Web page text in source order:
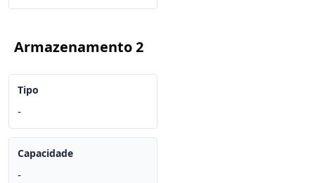
Armazenamento 2
Tipo
-
Capacidade
-